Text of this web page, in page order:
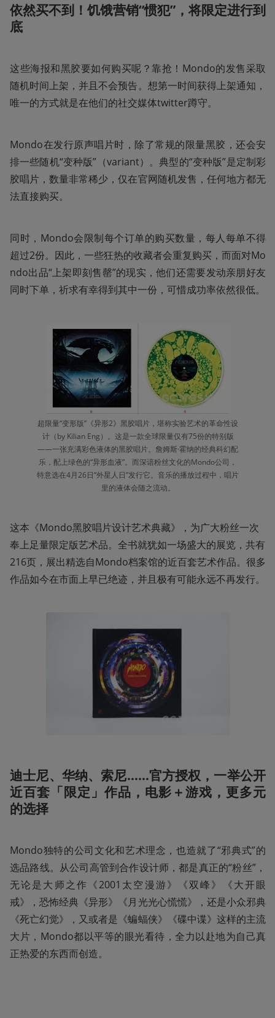
依然买不到！饥饿营销“惯犯”，将限定进行到
底
这些海报和黑胶要如何购买呢？靠抢！Mondo的发售采取
随机时间上架，并且不会预告。想第一时间获得上架通知，
唯一的方式就是在他们的社交媒体twitter蹲守。
Mondo在发行原声唱片时，除了常规的限量黑胶，还会安
排一些随机“变种版”（variant）。典型的“变种版”是定制彩
胶唱片，数量非常稀少，仅在官网随机发售，任何地方都无
法直接购买。
同时，Mondo会限制每个订单的购买数量，每人每单不得
超过2份。因此，一些狂热的收藏者会重复购买，而面对Mo
ndo出品“上架即刻售罄”的现实，他们还需要发动亲朋好友
同时下单，祈求有幸得到其中一份，可惜成功率依然很低。
超限量“变形版”《异形2》黑胶唱片，堪称实验艺术的革命性设
计（by Kilian Eng）。这是一款全球限量仅有75份的特别版
——一张充满彩色液体的黑胶唱片。詹姆斯·霍纳的经典科幻配
乐，配上绿色的“异形血液”。而深谙粉丝文化的Mondo公司，
特意选在4月26日“外星人日”发行它。音乐的播放过程中，唱片
里的液体会随之流动。
这本《Mondo黑胶唱片设计艺术典藏》，为广大粉丝一次
奉上足量限定版艺术品。全书就犹如一场盛大的展览，共有
216页，展出精选自Mondo档案馆的近百套艺术作品。很多
作品如今在市面上早已绝迹，并且极有可能永远不再发行。
迪士尼、华纳、索尼……官方授权，一举公开
近百套「限定」作品，电影＋游戏，更多元
的选择
Mondo独特的公司文化和艺术理念，也造就了“邪典式”的
选品路线。从公司高管到合作设计师，都是真正的“粉丝”，
无论是大师之作《2001太空漫游》《双峰》《大开眼
戒》，恐怖经典《异形》《月光光心慌慌》，还是小众邪典
《死亡幻觉》，又或者是《蝙蝠侠》《碟中谍》这样的主流
大片，Mondo都以平等的眼光看待，全力以赴地为自己真
正热爱的东西而创造。